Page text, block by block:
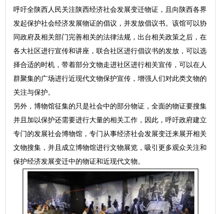
呼吁全陕西人民关注陕西经济社会发展变迁物证，且向陕西各界
发起保护社会经济发展物证的倡议，并发放倡议书。该馆可以协
同政府及相关部门完善相关的法律法规，出台相关政策之后，在
各大社区进行宣传和讲座，联合社区进行倡议书的发放，可以选
择合适的时机，带着部分文物走进社区进行相关宣传，可以在人
群聚集的广场进行近现代文物保护宣传，增强人们对此类文物的
关注与保护。
另外，博物馆征集的只是社会中的部分物证，全面的物证要搜集
并且加以保护还需要进行大量的相关工作，因此，呼吁政府建立
专门的发展社会博物馆，专门从事经济社会发展变迁来展开相关
文物搜集，并且成立博物馆进行文物展览，吸引更多观众关注和
保护经济发展变迁中的物证和近现代文物。